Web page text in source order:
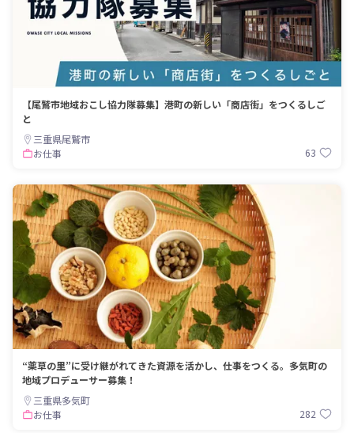
【尾鷲市地域おこし協力隊募集】港町の新しい「商店街」をつくるしご
と
三重県尾鷲市
お仕事
63
“薬草の里”に受け継がれてきた資源を活かし、仕事をつくる。多気町の
地域プロデューサー募集！
三重県多気町
お仕事
282